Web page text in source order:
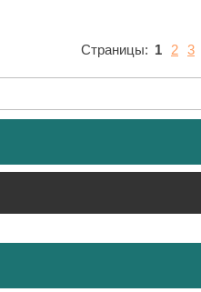
Страницы: 1 2 3